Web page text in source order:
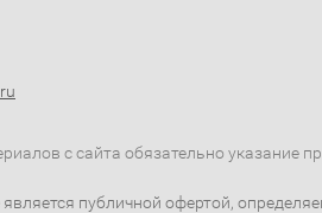
с сайта обязательно указание
публичной офертой,